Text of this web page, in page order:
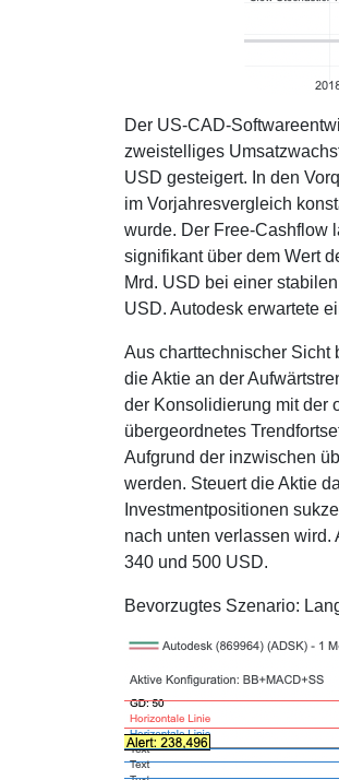
Der US-CAD-
zweistelliges
USD gesteigert. In den
im Vorjahresvergleich
wurde. Der Free-Cashflow
signifikant über dem Wert
Mrd. USD bei einer
USD. Autodesk erwartete
Aus charttechnischer Sicht
die Aktie an der
der Konsolidierung mit der
übergeordnetes
Aufgrund der inzwischen
werden. Steuert die Aktie
Investmentpositionen
nach unten verlassen
340 und 500 USD.
Bevorzugtes Szenario: